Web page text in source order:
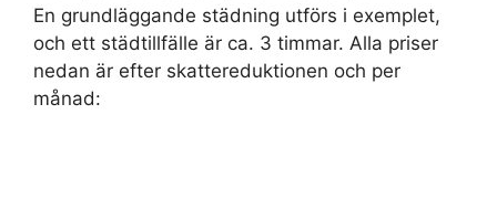
En grundläggande städning utförs i exemplet,
och ett städtillfälle är ca. 3 timmar. Alla priser
nedan är efter skattereduktionen och per
månad: